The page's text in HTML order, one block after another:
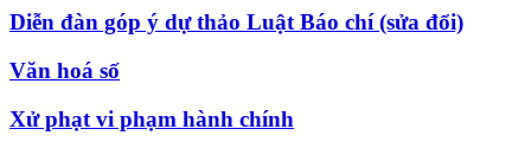
Diễn đàn góp ý dự thảo Luật Báo chí (sửa đổi)
Văn hoá số
Xử phạt vi phạm hành chính